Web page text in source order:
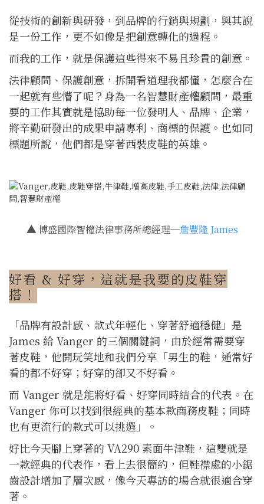
從技術的創新與研發，到品牌的行銷與規劃，與其說
是一份工作，更不如像是把創意轉化的過程。
而我的工作，就是保護這些得來不易且珍貴的創意。
法律顧問、保護創意，拆開看道理我都懂，怎麼合在
一起就有些懵了呢？身為一名智慧財產權顧問，最重
要的工作其實就是協助每一位發明人、品牌、企業，
將辛勤研發出的成果申請專利、商標的保護。也如同
標題所說，他們都是穿著西裝皮鞋的英雄。
▲博盛國際智權法律事務所總經理─詹豐隆 James
好看 & 好穿，這就是我要的皮鞋穿
搭！
「品牌有設計感、款式年輕化、穿著舒適穩健」是
James 給 Vanger 的三個關鍵詞，由於經常需要穿
著皮鞋，他開玩笑地和我們分享「男生的鞋，通常好
看的都不好穿；好穿的卻又不好看。
而 Vanger 就是能將好看、好穿同時結合的代表。在
Vanger 你可以找到很經典的基本款商務皮鞋；同時
也有更流行的款式可以挑選」。
好比今天腳上穿著的 VA290 素面牛津鞋，這雙就是
一款經典的代表作，看上去很簡約，但鞋襟處的小鋸
齒設計增加了層次感，像今天專訪的場合就很適合穿
著。